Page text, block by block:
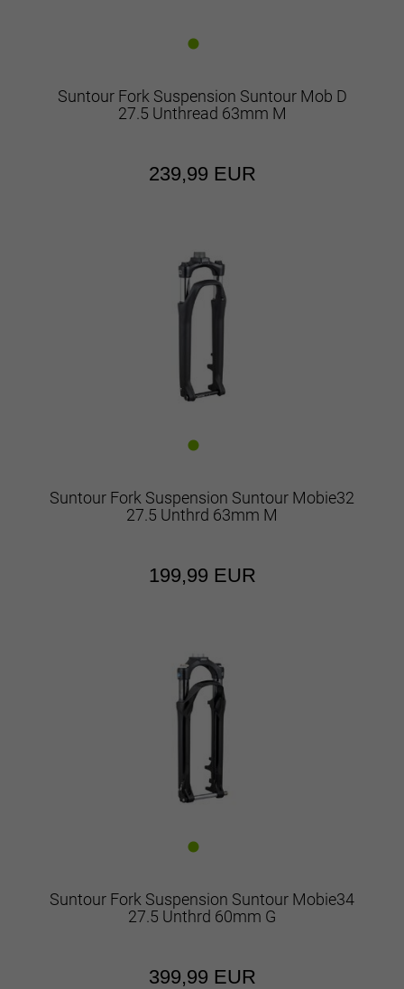
Suntour Fork Suspension Suntour Mob D
27.5 Unthread 63mm M
239,99 EUR
Suntour Fork Suspension Suntour Mobie32
27.5 Unthrd 63mm M
199,99 EUR
Suntour Fork Suspension Suntour Mobie34
27.5 Unthrd 60mm G
399,99 EUR